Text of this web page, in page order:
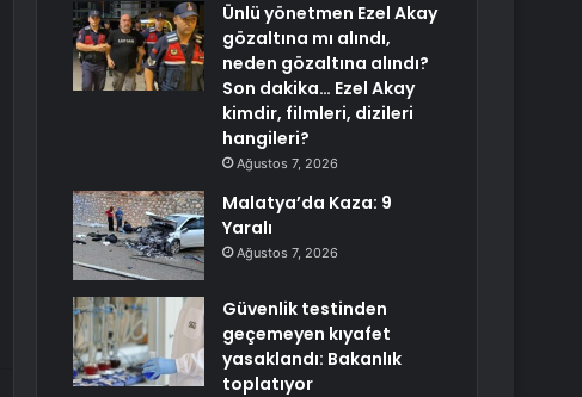
Ünlü yönetmen Ezel Akay
gözaltına mı alındı,
neden gözaltına alındı?
Son dakika… Ezel Akay
kimdir, filmleri, dizileri
hangileri?
Ağustos 7, 2026
Malatya’da Kaza: 9
Yaralı
Ağustos 7, 2026
Güvenlik testinden
geçemeyen kıyafet
yasaklandı: Bakanlık
toplatıyor